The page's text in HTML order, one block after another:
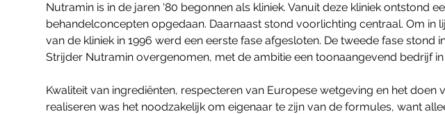
Nutramin is in de jaren '80 begonnen als kliniek. Vanuit deze kliniek
behandelconcepten opgedaan. Daarnaast stond voorlichting centraal. Om
van de kliniek in 1996 werd een eerste fase afgesloten. De tweede fase
Strijder Nutramin overgenomen, met de ambitie een toonaangevend bedrijf
Kwaliteit van ingrediënten, respecteren van Europese wetgeving en het
realiseren was het noodzakelijk om eigenaar te zijn van de formules, want